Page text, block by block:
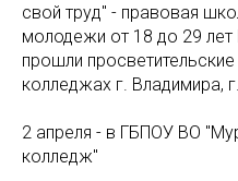
свой труд" - правовая
молодежи от 18 до 29
прошли
колледжах г. Владимира,
2 апреля - в ГБПОУ ВО
колледж"